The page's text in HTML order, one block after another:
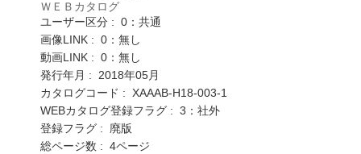
ＷＥＢカタログ
ユーザー区分 : 0：共通
画像LINK : 0：無し
動画LINK : 0：無し
発行年月 : 2018年05月
カタログコード : XAAAB-H18-003-1
WEBカタログ登録フラグ : 3：社外
登録フラグ : 廃版
総ページ数 : 4ページ